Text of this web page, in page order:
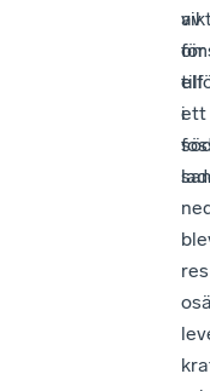
av
till
ett
för
i